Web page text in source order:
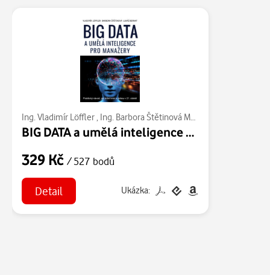
Ing. Vladimír Löffler, Ing. Barbora Štětinová MBA
BIG DATA a umělá inteligence pro manažery
329 Kč / 527 bodů
Detail Ukázka: